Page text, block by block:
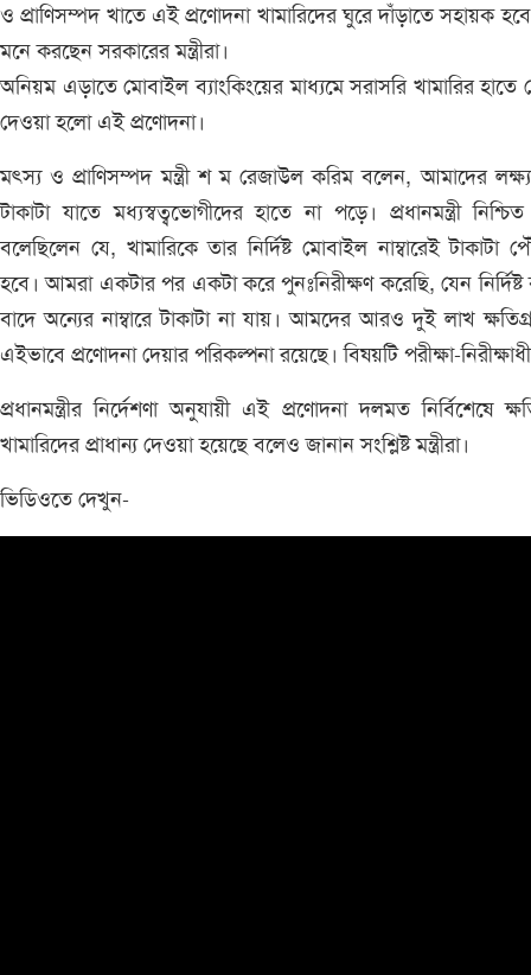
ও প্রাণিসম্পদ খাতে এই প্রণোদনা খামারিদের ঘুরে দাঁড়াতে সহায়ক
মনে করছেন সরকারের মন্ত্রীরা।
অনিয়ম এড়াতে মোবাইল ব্যাংকিংয়ের মাধ্যমে সরাসরি খামারির হাতে
দেওয়া হলো এই প্রণোদনা।
মৎস্য ও প্রাণিসম্পদ মন্ত্রী শ ম রেজাউল করিম বলেন, আমাদের
টাকাটা যাতে মধ্যস্বত্বভোগীদের হাতে না পড়ে। প্রধানমন্ত্রী
বলেছিলেন যে, খামারিকে তার নির্দিষ্ট মোবাইল নাম্বারেই টাকাটা
হবে। আমরা একটার পর একটা করে পুনঃনিরীক্ষণ করেছি, যেন নির্দিষ্ট
বাদে অন্যের নাম্বারে টাকাটা না যায়। আমদের আরও দুই লাখ
এইভাবে প্রণোদনা দেয়ার পরিকল্পনা রয়েছে। বিষয়টি পরীক্ষা-
প্রধানমন্ত্রীর নির্দেশণা অনুযায়ী এই প্রণোদনা দলমত নির্বিশেষে
খামারিদের প্রাধান্য দেওয়া হয়েছে বলেও জানান সংশ্লিষ্ট মন্ত্রীরা।
ভিডিওতে দেখুন-